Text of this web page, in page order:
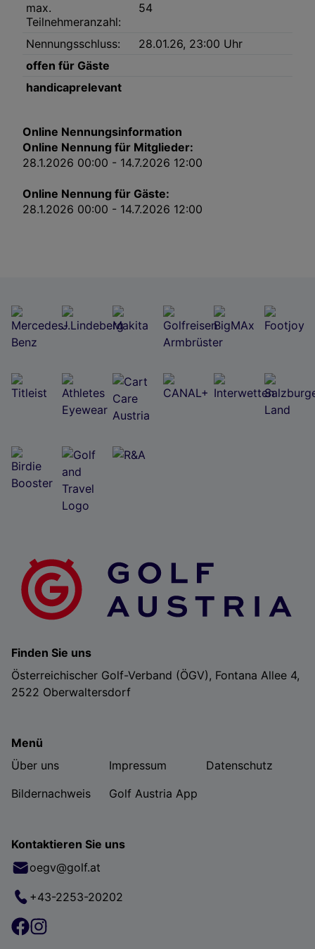
max.
Teilnehmeranzahl:
54
Nennungsschluss:
28.01.26, 23:00 Uhr
offen für Gäste
handicaprelevant
Online Nennungsinformation
Online Nennung für Mitglieder:
28.1.2026 00:00 - 14.7.2026 12:00
Online Nennung für Gäste:
28.1.2026 00:00 - 14.7.2026 12:00
Finden Sie uns
Österreichischer Golf-Verband (ÖGV), Fontana Allee 4,
2522 Oberwaltersdorf
Menü
Über uns
Impressum
Datenschutz
Bildernachweis
Golf Austria App
Kontaktieren Sie uns
oegv@golf.at
+43-2253-20202
Impressum
Wir und unsere Partner verarbeiten Daten, um
Verwendung genauer Standortdaten. Endgeräteeigenschaften zur Identifikation
und Verbesserung von Angeboten.
Liste der Partner (Lieferanten)